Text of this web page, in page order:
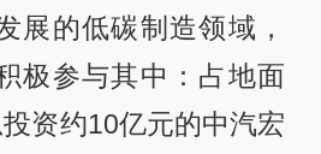
展的低碳制造领域，
极参与其中：占地面
资约10亿元的中汽宏